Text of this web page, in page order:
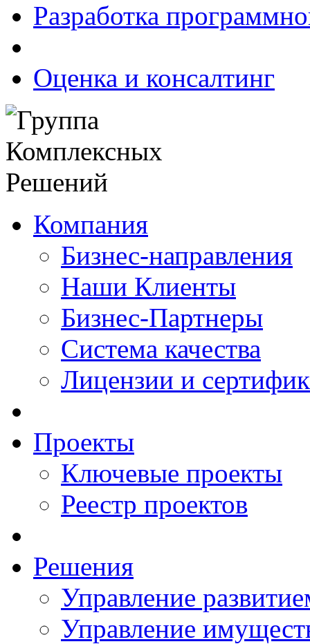
Разработка
Оценка и консалтинг
Компания
Бизнес-направления
Наши Клиенты
Бизнес-Партнеры
Система качества
Лицензии и
Проекты
Ключевые проекты
Реестр проектов
Решения
Управление
Управление